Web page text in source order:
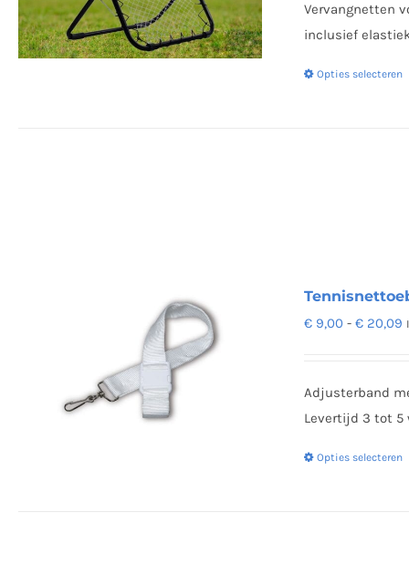
Vervangnetten
inclusief
Opties selecteren
€ 9,00 - € 20,09
Adjusterband
Levertijd 3 tot 5
Opties selecteren